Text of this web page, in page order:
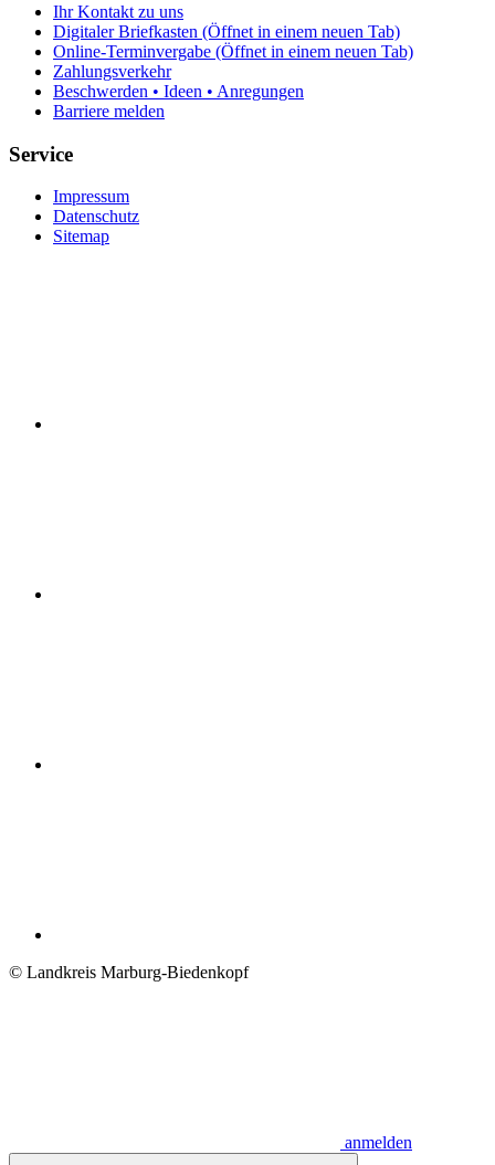
Ihr Kontakt zu uns
Digitaler Briefkasten (Öffnet in einem neuen Tab)
Online-Terminvergabe (Öffnet in einem neuen Tab)
Zahlungsverkehr
Beschwerden • Ideen • Anregungen
Barriere melden
Service
Impressum
Datenschutz
Sitemap
© Landkreis Marburg-Biedenkopf
anmelden